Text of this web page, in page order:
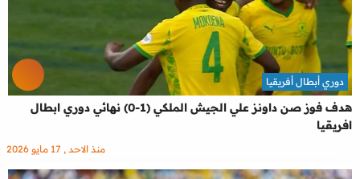
هدف فوز صن داونز علي الجيش الملكي (1-0) نهائي دوري ابطال
افريقيا
دوري أبطال أفريقيا
منذ الاحد , 17 مايو 2026